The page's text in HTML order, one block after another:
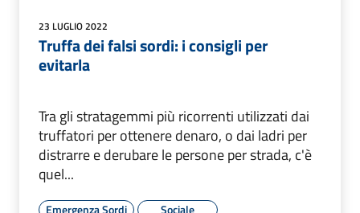
23 LUGLIO 2022
Truffa dei falsi sordi: i consigli per
evitarla
Tra gli stratagemmi più ricorrenti utilizzati dai
truffatori per ottenere denaro, o dai ladri per
distrarre e derubare le persone per strada, c'è
quel...